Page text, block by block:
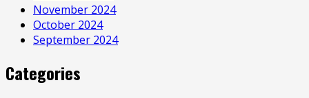
November 2024
October 2024
September 2024
Categories